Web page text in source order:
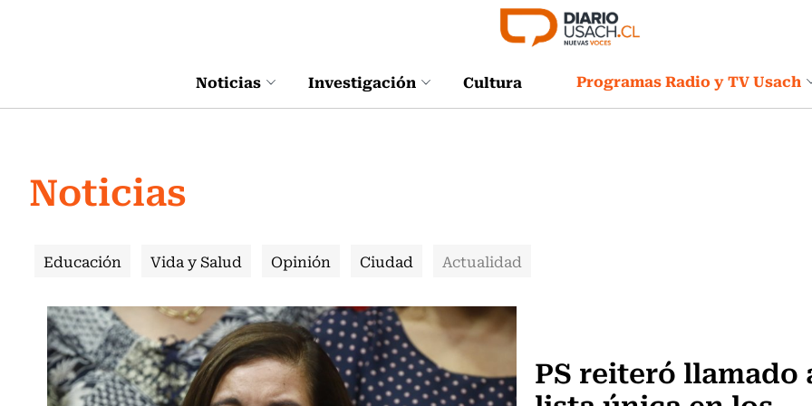
Noticias Investigación Cultura Programas Radio y TV Usach
Noticias
Educación Vida y Salud Opinión Ciudad Actualidad
PS reiteró llamado